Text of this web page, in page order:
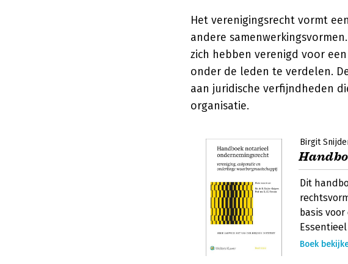
Het verenigingsrecht vormt
andere
zich hebben verenigd voor
onder de leden te verdelen.
aan juridische verfijndheden
organisatie.
Birgit
Dit
basis
Boek